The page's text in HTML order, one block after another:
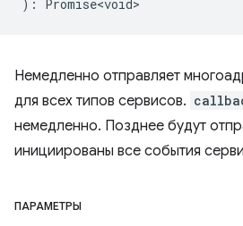
) : Promise<void>
Немедленно отправляет
для всех типов сервисов.
немедленно. Позднее будут
инициированы все события
ПАРАМЕТРЫ